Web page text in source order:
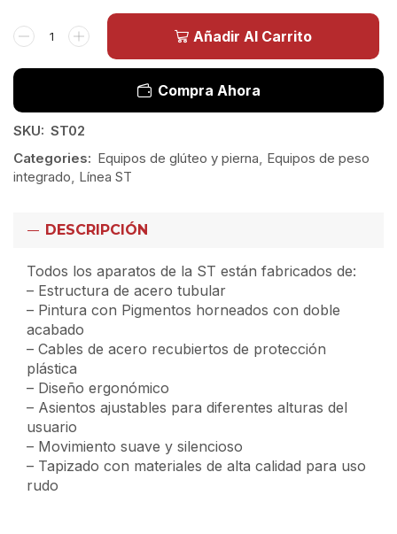
Añadir Al Carrito
Compra Ahora
SKU: ST02
Categories: Equipos de glúteo y pierna, Equipos de peso
integrado, Línea ST
DESCRIPCIÓN
Todos los aparatos de la ST están fabricados de:
– Estructura de acero tubular
– Pintura con Pigmentos horneados con doble
acabado
– Cables de acero recubiertos de protección
plástica
– Diseño ergonómico
– Asientos ajustables para diferentes alturas del
usuario
– Movimiento suave y silencioso
– Tapizado con materiales de alta calidad para uso
rudo